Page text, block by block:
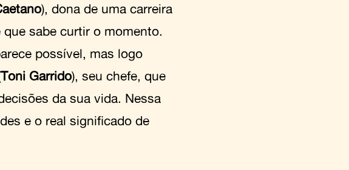
), dona de uma carreira
sabe curtir o momento.
possível, mas logo
Toni Garrido), seu chefe, que
da sua vida. Nessa
e o real significado de